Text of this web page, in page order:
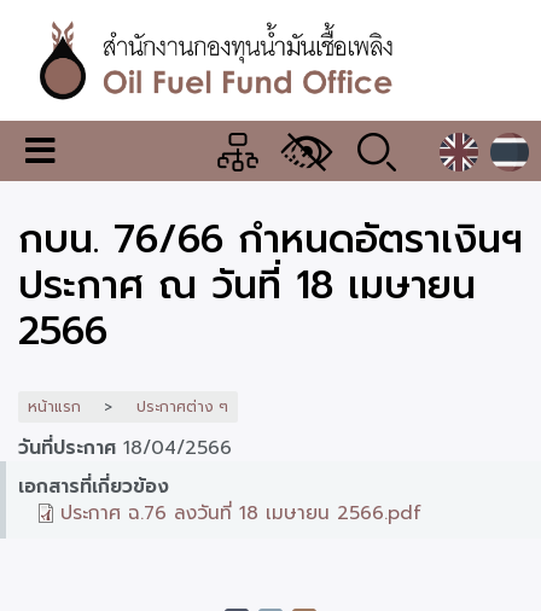
เนื้อหา
หลักสำนักงาน
กองทุน
น้ำมัน
เชื้อ
เพลิง
เมนู
เปลี่ยน
แสดง
ผล
กบน. 76/66 กำหนดอัตราเงินฯ
ประกาศ ณ วันที่ 18 เมษายน
2566
หน้าแรก ประกาศต่าง ๆ
วันที่ประกาศ 18/04/2566
เอกสารที่เกี่ยวข้อง
ประกาศ ฉ.76 ลงวันที่ 18 เมษายน 2566.pdf